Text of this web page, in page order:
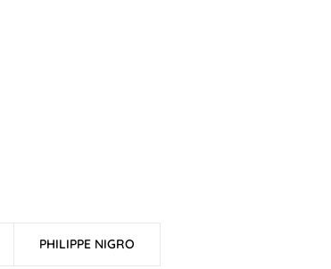
PHILIPPE NIGRO